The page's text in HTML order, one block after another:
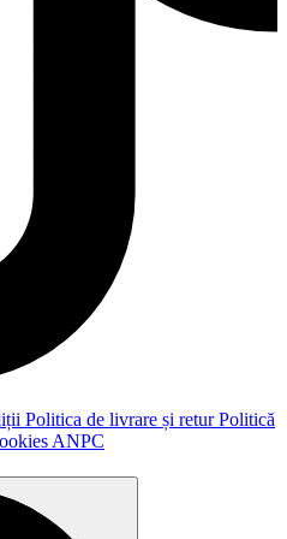
Politica de livrare și returPolitică
ANPC